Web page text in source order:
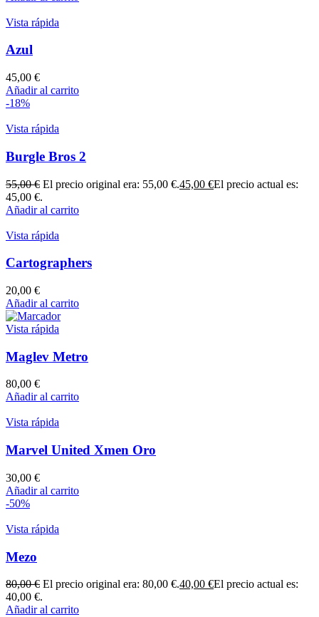
Vista rápida
Azul
45,00 €
Añadir al carrito
-18%
Vista rápida
Burgle Bros 2
55,00€ El precio original era: 55,00 €.45,00 €El precio actual es:
45,00 €.
Añadir al carrito
Vista rápida
Cartographers
20,00 €
Añadir al carrito
Vista rápida
Maglev Metro
80,00 €
Añadir al carrito
Vista rápida
Marvel United Xmen Oro
30,00 €
Añadir al carrito
-50%
Vista rápida
Mezo
80,00€ El precio original era: 80,00 €.40,00 €El precio actual es:
40,00 €.
Añadir al carrito